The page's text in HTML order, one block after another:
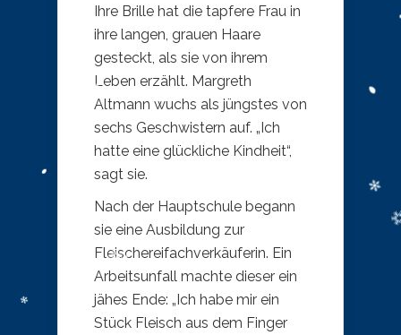
Ihre Brille hat die tapfere Frau in
ihre langen, grauen Haare
gesteckt, als sie von ihrem
Leben erzählt. Margreth
Altmann wuchs als jüngstes von
sechs Geschwistern auf. „Ich
hatte eine glückliche Kindheit“,
sagt sie.
Nach der Hauptschule begann
sie eine Ausbildung zur
Fleischereifachverkäuferin. Ein
Arbeitsunfall machte dieser ein
jähes Ende: „Ich habe mir ein
Stück Fleisch aus dem Finger